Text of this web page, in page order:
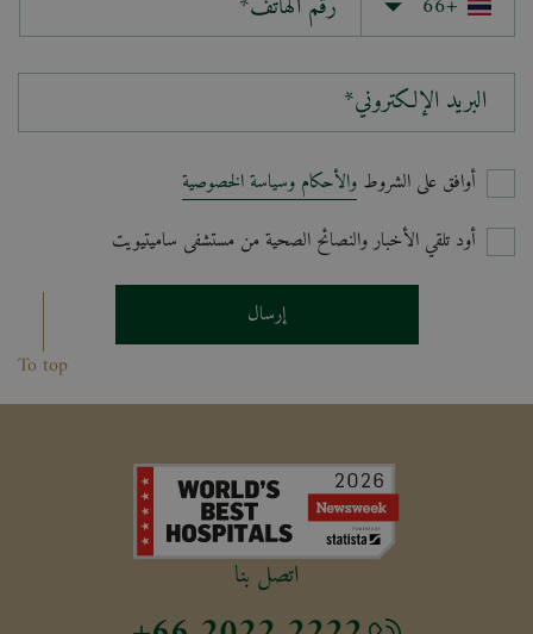
البريد الإلكتروني*
أوافق على الشروط والأحكام وسياسة الخصوصية
أود تلقي الأخبار والنصائح الصحية من مستشفى ساميتيويت
إرسال
To top
اتصل بنا